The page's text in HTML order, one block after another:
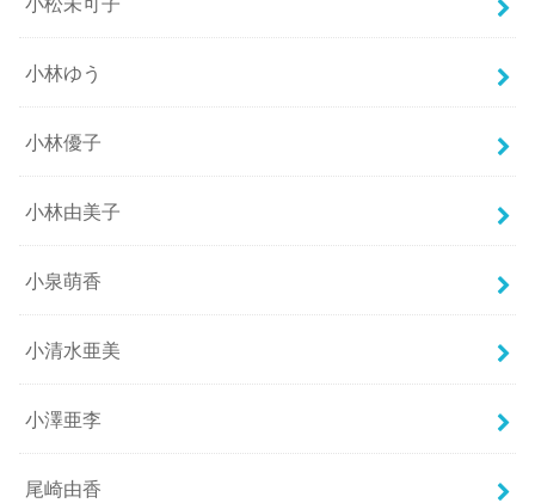
小林ゆう
小林優子
小林由美子
小泉萌香
小清水亜美
小澤亜李
尾崎由香